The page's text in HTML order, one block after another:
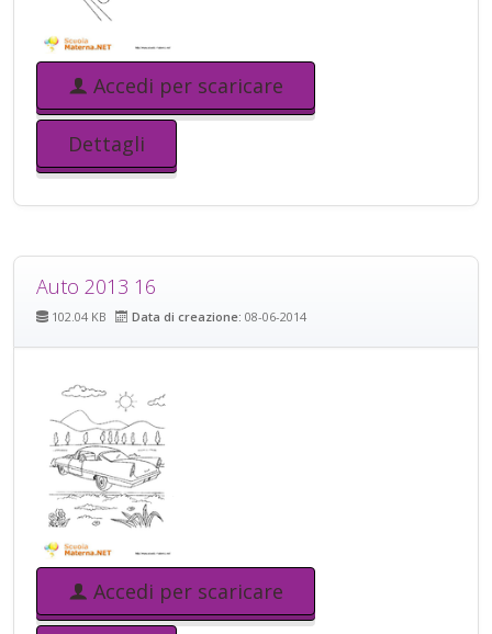
Accedi per scaricare
Dettagli
Auto 2013 16
102.04 KB Data di creazione: 08-06-2014
Accedi per scaricare